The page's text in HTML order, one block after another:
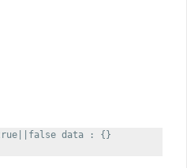
data : {}